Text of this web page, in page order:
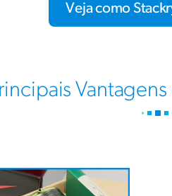
Veja como